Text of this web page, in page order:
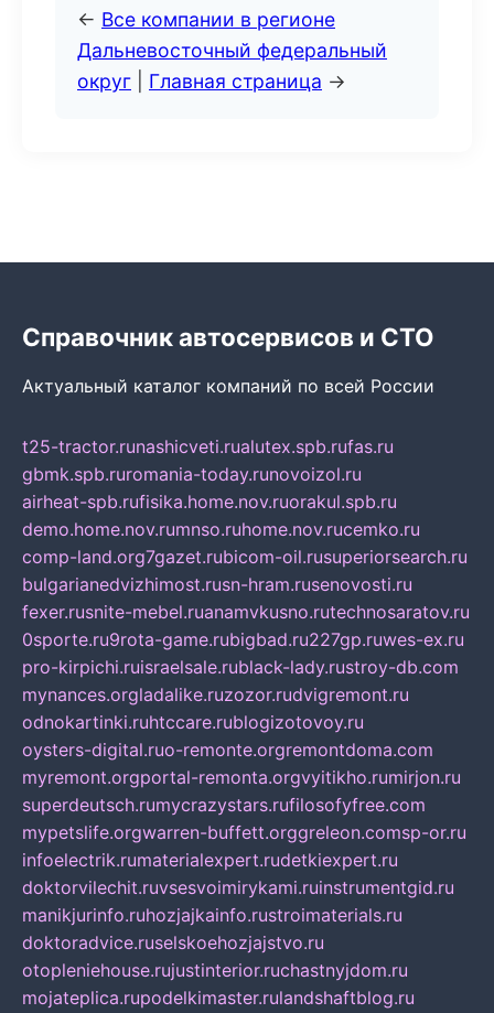
← Все компании в регионе
Дальневосточный федеральный
округ
Главная страница →
Справочник автосервисов и СТО
Актуальный каталог компаний по всей России
t25-tractor.runashicveti.rualutex.spb.rufas.ru
gbmk.spb.ruromania-today.runovoizol.ru
airheat-spb.rufisika.home.nov.ruorakul.spb.ru
demo.home.nov.rumnso.ruhome.nov.rucemko.ru
comp-land.org7gazet.rubicom-oil.rusuperiorsearch.ru
bulgarianedvizhimost.rusn-hram.rusenovosti.ru
fexer.rusnite-mebel.ruanamvkusno.rutechnosaratov.ru
0sporte.ru9rota-game.rubigbad.ru227gp.ruwes-ex.ru
pro-kirpichi.ruisraelsale.rublack-lady.rustroy-db.com
mynances.orgladalike.ruzozor.rudvigremont.ru
odnokartinki.ruhtccare.rublogizotovoy.ru
oysters-digital.ruo-remonte.orgremontdoma.com
myremont.orgportal-remonta.orgvyitikho.rumirjon.ru
superdeutsch.rumycrazystars.rufilosofyfree.com
mypetslife.orgwarren-buffett.orggreleon.comsp-or.ru
infoelectrik.rumaterialexpert.rudetkiexpert.ru
doktorvilechit.ruvsesvoimirykami.ruinstrumentgid.ru
manikjurinfo.ruhozjajkainfo.rustroimaterials.ru
doktoradvice.ruselskoehozjajstvo.ru
otopleniehouse.rujustinterior.ruchastnyjdom.ru
mojateplica.rupodelkimaster.rulandshaftblog.ru